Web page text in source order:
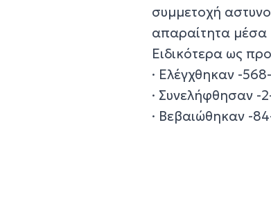
συμμετοχή
απαραίτητα μέσα
Ειδικότερα ως
· Ελέγχθηκαν -
· Συνελήφθησαν -
· Βεβαιώθηκαν -